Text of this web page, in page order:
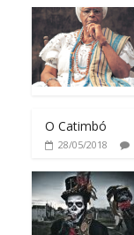
O Catimbó
28/05/2018